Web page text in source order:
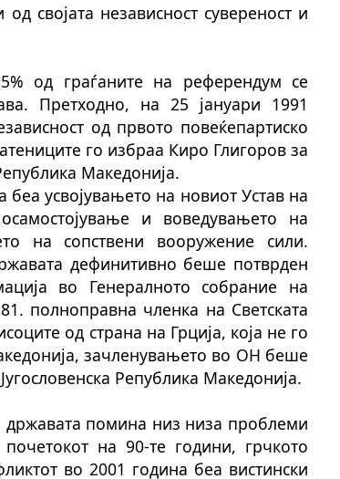
својата независност сувереност и
од граѓаните на референдум се
Претходно, на 25 јануари 1991
од првото повеќепартиско
го избраа Киро Глигоров за
Македонија.
усвојувањето на новиот Устав на
и воведувањето на
на сопствени вооружение сили.
дефинитивно беше потврден
во Генералното собрание на
полноправна членка на Светската
од страна на Грција, која не го
зачленувањето во ОН беше
Република Македонија.
државата помина низ низа проблеми
на 90-те години, грчкото
во 2001 година беа вистински